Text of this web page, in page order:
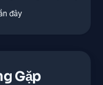
đây
Gặp